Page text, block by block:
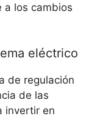
a los cambios
eléctrico
de regulación
de las
invertir en